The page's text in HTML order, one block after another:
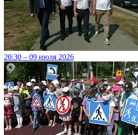
20:30 – 09 июля 2026